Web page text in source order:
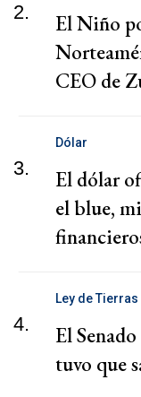
2.
El Niño
CEO de
3.
Dólar
El dólar
el blue,
4.
Ley de Tierras
El
tuvo que